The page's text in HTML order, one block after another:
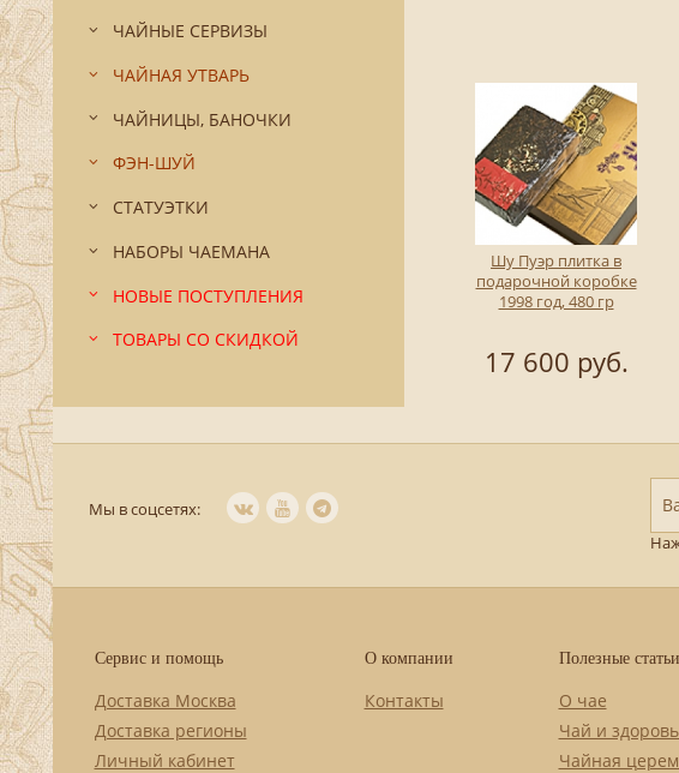
ЧАЙНЫЕ СЕРВИЗЫ
ЧАЙНАЯ УТВАРЬ
ЧАЙНИЦЫ, БАНОЧКИ
ФЭН-ШУЙ
СТАТУЭТКИ
НАБОРЫ ЧАЕМАНА
НОВЫЕ ПОСТУПЛЕНИЯ
ТОВАРЫ СО СКИДКОЙ
Шу Пуэр плитка в
подарочной коробке
1998 год, 480 гр
17 600 руб.
Мы в соцсетях:
Сервис и помощь
Доставка Москва
Доставка регионы
Личный кабинет
О компании
Контакты
Полезные статьи
О чае
Чай и
Чайная